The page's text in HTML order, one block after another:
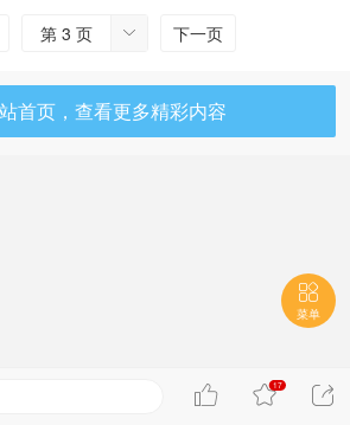

第 3 页 下一页
首页，查看更多精彩内容

菜单

17
